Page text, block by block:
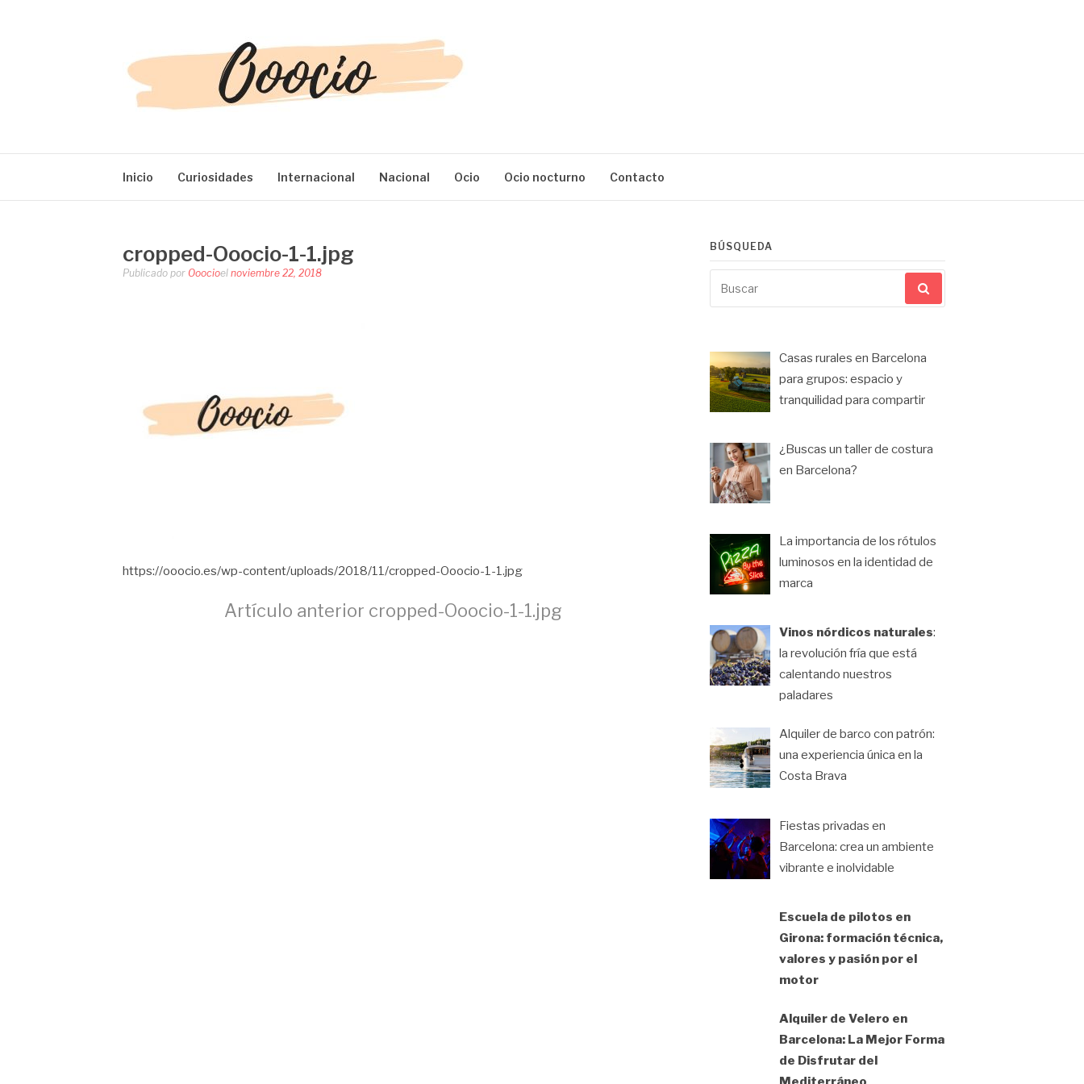
Inicio Curiosidades Internacional Nacional Ocio Ocio nocturno Contacto
cropped-Ooocio-1-1.jpg
Publicado por Ooocioel noviembre 22, 2018
https://ooocio.es/wp-content/uploads/2018/11/cropped-Ooocio-1-1.jpg
SeguirArtículo anterior cropped-Ooocio-1-1.jpg
BÚSQUEDA
por:
Casas rurales en Barcelona
para grupos: espacio y
tranquilidad para compartir
¿Buscas un taller de costura
en Barcelona?
La importancia de los rótulos
luminosos en la identidad de
marca
Vinos nórdicos naturales:
la revolución fría que está
calentando nuestros
paladares
Alquiler de barco con patrón:
una experiencia única en la
Costa Brava
Fiestas privadas en
Barcelona: crea un ambiente
vibrante e inolvidable
Escuela de pilotos en
Girona: formación técnica,
valores y pasión por el
motor
Alquiler de Velero en
Barcelona: La Mejor Forma
de Disfrutar del